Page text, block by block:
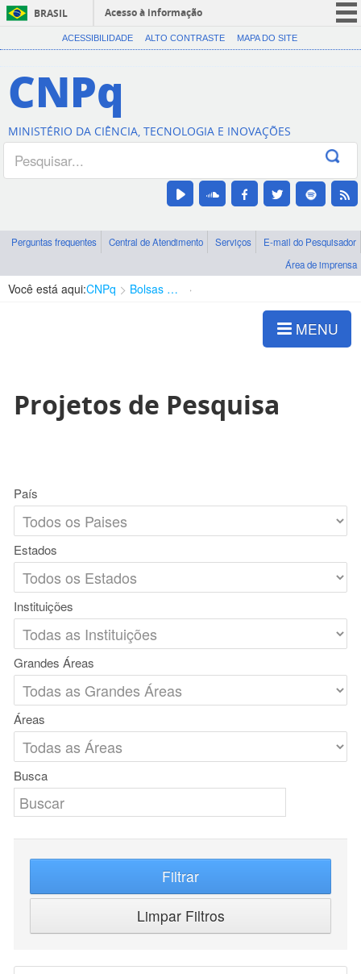
BRASIL
Acesso à informação
CORONAVÍRUS (COVID-19)
Canais
ACESSIBILIDADE ALTO CONTRASTE MAPA DO SITE
CNPq
MINISTÉRIO DA CIÊNCIA, TECNOLOGIA E INOVAÇÕES
Perguntas frequentes Central de Atendimento Serviços
E-mail do Pesquisador
Área de imprensa
Você está aqui:CNPq Bolsas e Auxílios Vigentes
MENU
Projetos de Pesquisa
País
Estados
Instituições
Grandes Áreas
Áreas
Busca
Filtrar
Limpar Filtros